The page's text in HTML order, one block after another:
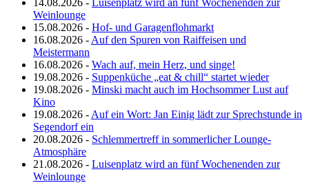
Weinlounge
15.08.2026 - Hof- und Garagenflohmarkt
16.08.2026 - Auf den Spuren von Raiffeisen und
Meistermann
16.08.2026 - Wach auf, mein Herz, und singe!
19.08.2026 - Suppenküche „eat & chill“ startet wieder
19.08.2026 - Minski macht auch im Hochsommer Lust auf
Kino
19.08.2026 - Auf ein Wort: Jan Einig lädt zur Sprechstunde in
Segendorf ein
20.08.2026 - Schlemmertreff in sommerlicher Lounge-
Atmosphäre
21.08.2026 - Luisenplatz wird an fünf Wochenenden zur
Weinlounge